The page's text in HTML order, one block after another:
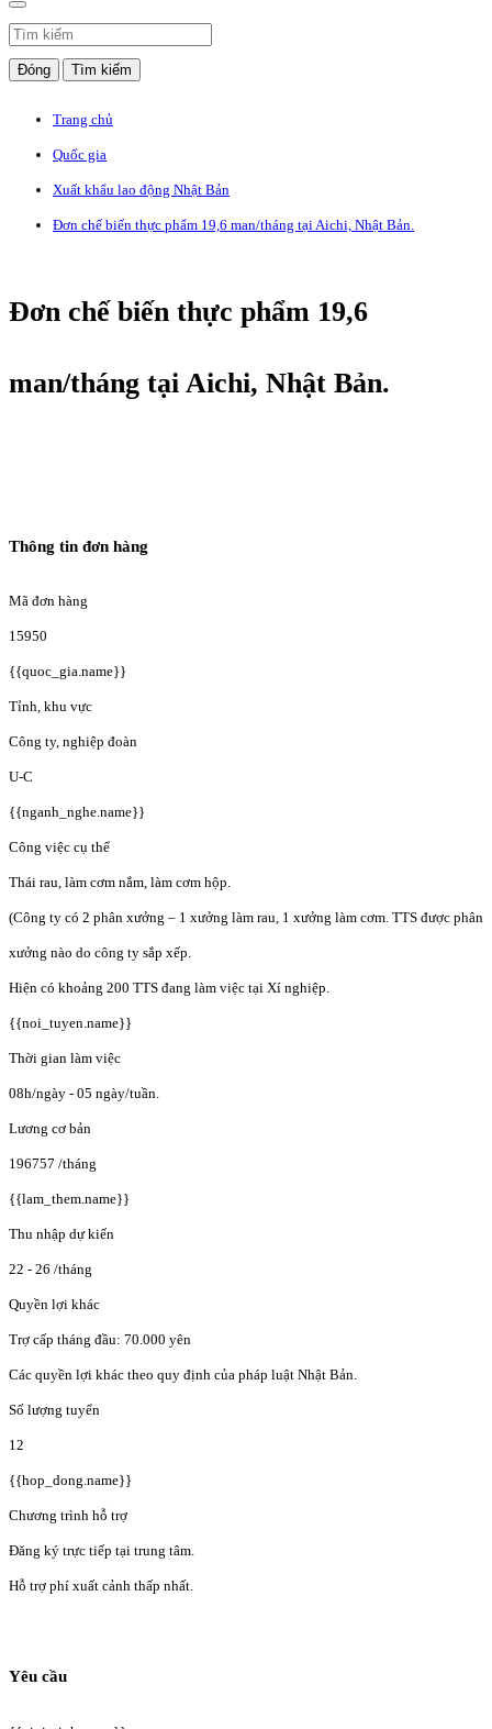
Đóng Tìm kiếm
Trang chủ
Quốc gia
Xuất khẩu lao động Nhật Bản
Đơn chế biến thực phẩm 19,6 man/tháng tại Aichi, Nhật Bản.
Đơn chế biến thực phẩm 19,6
man/tháng tại Aichi, Nhật Bản.
Thông tin đơn hàng
Mã đơn hàng
15950
{{quoc_gia.name}}
Tỉnh, khu vực
Công ty, nghiệp đoàn
U-C
{{nganh_nghe.name}}
Công việc cụ thể
Thái rau, làm cơm nắm, làm cơm hộp.
(Công ty có 2 phân xưởng – 1 xưởng làm rau, 1 xưởng làm cơm. TTS được phân
xưởng nào do công ty sắp xếp.
Hiện có khoảng 200 TTS đang làm việc tại Xí nghiệp.
{{noi_tuyen.name}}
Thời gian làm việc
08h/ngày - 05 ngày/tuần.
Lương cơ bản
196757 /tháng
{{lam_them.name}}
Thu nhập dự kiến
22 - 26 /tháng
Quyền lợi khác
Trợ cấp tháng đầu: 70.000 yên
Các quyền lợi khác theo quy định của pháp luật Nhật Bản.
Số lượng tuyển
12
{{hop_dong.name}}
Chương trình hỗ trợ
Đăng ký trực tiếp tại trung tâm.
Hỗ trợ phí xuất cảnh thấp nhất.
Yêu cầu